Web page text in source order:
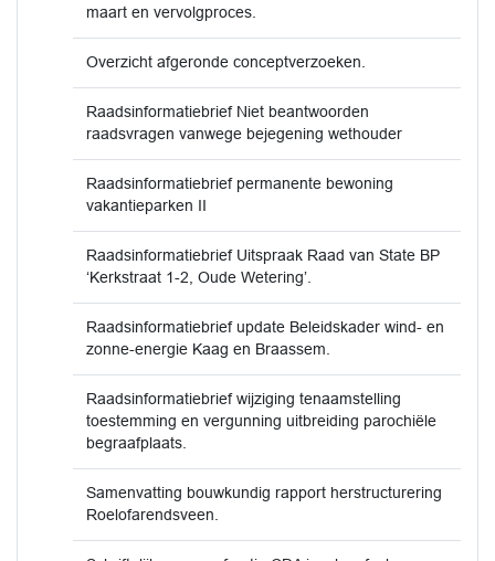
maart en vervolgproces.
Overzicht afgeronde conceptverzoeken.
Raadsinformatiebrief Niet beantwoorden
raadsvragen vanwege bejegening wethouder
Raadsinformatiebrief permanente bewoning
vakantieparken II
Raadsinformatiebrief Uitspraak Raad van State BP
‘Kerkstraat 1-2, Oude Wetering’.
Raadsinformatiebrief update Beleidskader wind- en
zonne-energie Kaag en Braassem.
Raadsinformatiebrief wijziging tenaamstelling
toestemming en vergunning uitbreiding parochiële
begraafplaats.
Samenvatting bouwkundig rapport herstructurering
Roelofarendsveen.